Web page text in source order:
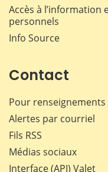
Accès à
personnels
Info Source
Contact
Pour renseignements
Alertes par courriel
Fils RSS
Médias sociaux
Interface (API) Valet